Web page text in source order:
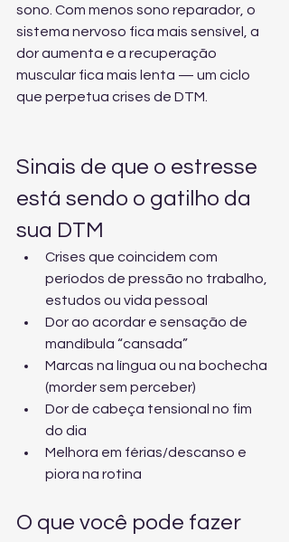
sono. Com menos sono reparador, o
sistema nervoso fica mais sensível, a
dor aumenta e a recuperação
muscular fica mais lenta — um ciclo
que perpetua crises de DTM.
Sinais de que o estresse
está sendo o gatilho da
sua DTM
Crises que coincidem com
períodos de pressão no trabalho,
estudos ou vida pessoal
Dor ao acordar e sensação de
mandíbula “cansada”
Marcas na língua ou na bochecha
(morder sem perceber)
Dor de cabeça tensional no fim
do dia
Melhora em férias/descanso e
piora na rotina
O que você pode fazer